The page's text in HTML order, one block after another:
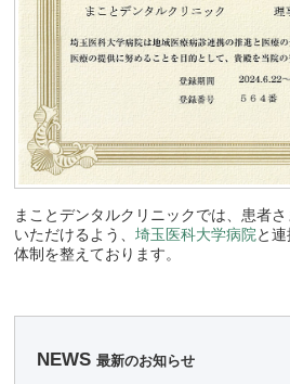
まことデンタルクリニックでは、患者
いただけるよう、埼玉医科大学病院と
体制を整えております。
NEWS 最新のお知らせ